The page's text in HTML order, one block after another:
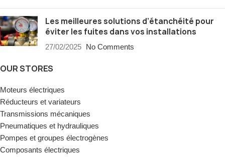
Les meilleures solutions d’étanchéité pour
éviter les fuites dans vos installations
27/02/2025 No Comments
OUR STORES
Moteurs électriques
Réducteurs et variateurs
Transmissions mécaniques
Pneumatiques et hydrauliques
Pompes et groupes électrogènes
Composants électriques